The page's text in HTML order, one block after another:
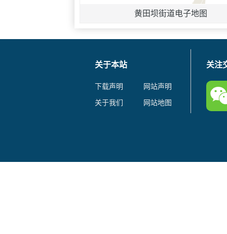
黄田坝街道电子地图
关于本站
下载声明
网站声明
关于我们
网站地图
关注